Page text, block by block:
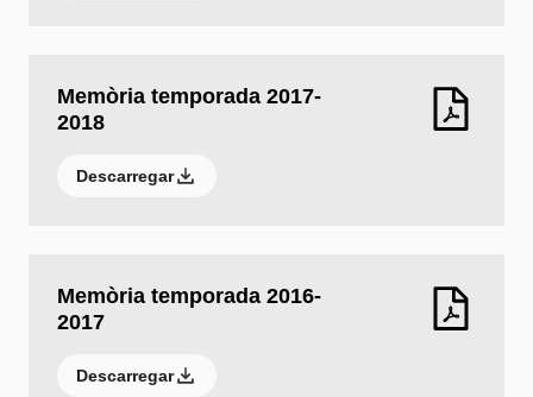
Memòria temporada 2017-
2018
Descarregar
Memòria temporada 2016-
2017
Descarregar